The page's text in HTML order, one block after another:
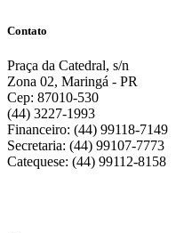
Contato
Praça da Catedral, s/n
Zona 02, Maringá - PR
Cep: 87010-530
(44) 3227-1993
Financeiro: (44) 99118-7149
Secretaria: (44) 99107-7773
Catequese: (44) 99112-8158